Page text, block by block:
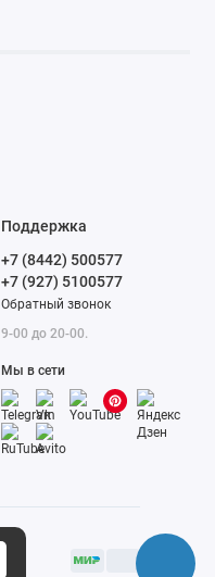
Поддержка
+7 (8442) 500577
+7 (927) 5100577
Обратный звонок
9-00 до 20-00.
Мы в сети